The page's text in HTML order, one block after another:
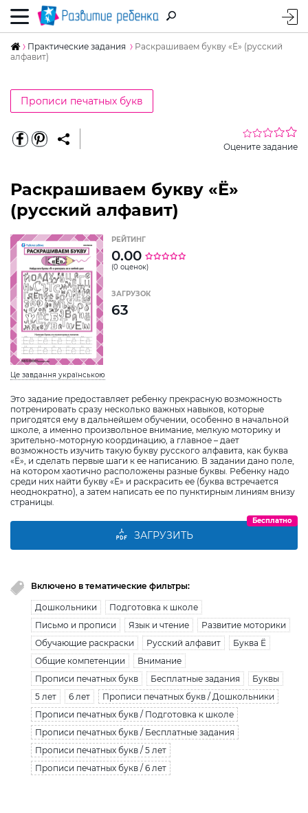
Практические задания
Раскрашиваем букву «Ё» (русский
алфавит)
Прописи печатных букв
Оцените задание
Раскрашиваем букву «Ё»
(русский алфавит)
Це завдання українською
Это задание предоставляет ребенку прекрасную возможность
потренировать сразу несколько важных навыков, которые
пригодятся ему в дальнейшем обучении, особенно в начальной
школе, а именно произвольное внимание, мелкую моторику и
зрительно-моторную координацию, а главное – дает
возможность изучить такую букву русского алфавита, как буква
«Ё», и сделать первые шаги к ее написанию. В задании дано поле,
на котором хаотично расположены разные буквы. Ребенку надо
среди них найти букву «Ё» и раскрасить ее (буква встречается
неоднократно), а затем написать ее по пунктирным линиям внизу
страницы.
РЕЙТИНГ
0.00
(0 оценок)
ЗАГРУЗОК
63
ЗАГРУЗИТЬ
Бесплатно
Включено в тематические фильтры:
Дошкольники
Подготовка к школе
Письмо и прописи
Язык и чтение
Развитие моторики
Обучающие раскраски
Русский алфавит
Буква Ё
Общие компетенции
Внимание
Прописи печатных букв
Бесплатные задания
Буквы
5 лет
6 лет
Прописи печатных букв / Дошкольники
Прописи печатных букв / Подготовка к школе
Прописи печатных букв / Бесплатные задания
Прописи печатных букв / 5 лет
Прописи печатных букв / 6 лет